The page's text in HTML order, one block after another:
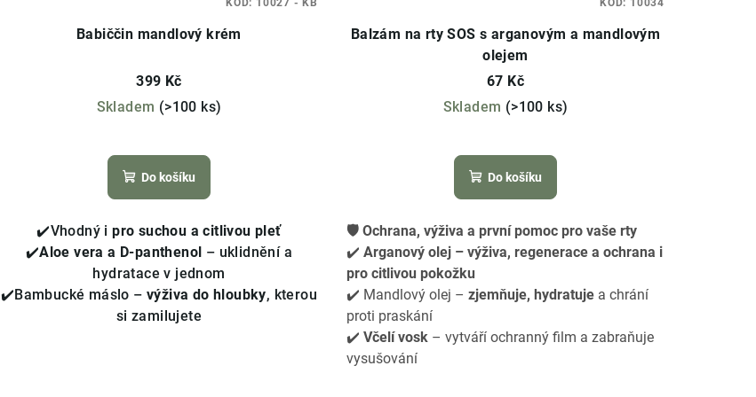
Babiččin mandlový krém
399 Kč
Skladem (>100 ks)
hodnocení
produktu
je
3,7
z
5
hvězdiček.
Do košíku
✔️Vhodný ipro suchou a citlivou pleť
✔️Aloe vera a D-panthenol – uklidnění a
hydratace v jednom
✔️Bambucké máslo –výživa do hloubky, kterou
si zamilujete
KÓD: 10027 - KB
Balzám na rty SOS s arganovým a mandlovým
olejem
67 Kč
Skladem (>100 ks)
hodnocení
produktu
je
4,8
z
hvězdiček.
Do košíku
🛡️ Ochrana, výživa a první pomoc pro vaše rty
✔️ Arganový olej – výživa, regenerace a ochrana i
pro citlivou pokožku
✔️ Mandlový olej – zjemňuje, hydratujea chrání
proti praskání
✔️ Včelí vosk– vytváří ochranný film a zabraňuje
vysušování
KÓD: 10034